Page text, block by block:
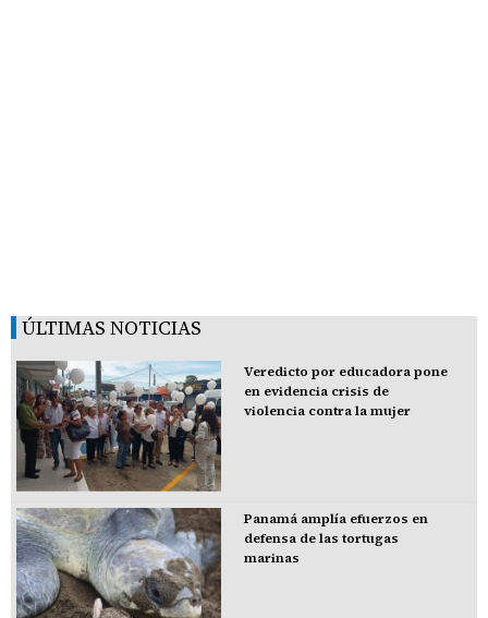
ÚLTIMAS NOTICIAS
Veredicto por educadora pone
en evidencia crisis de
violencia contra la mujer
Panamá amplía efuerzos en
defensa de las tortugas
marinas